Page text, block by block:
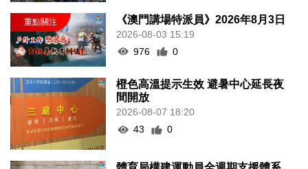
《澳門講場特派員》2026年8月3日
2026-08-03 15:19
976
0
橙色高溫提示生效 避暑中心延長夜
間開放
2026-08-07 18:20
43
0